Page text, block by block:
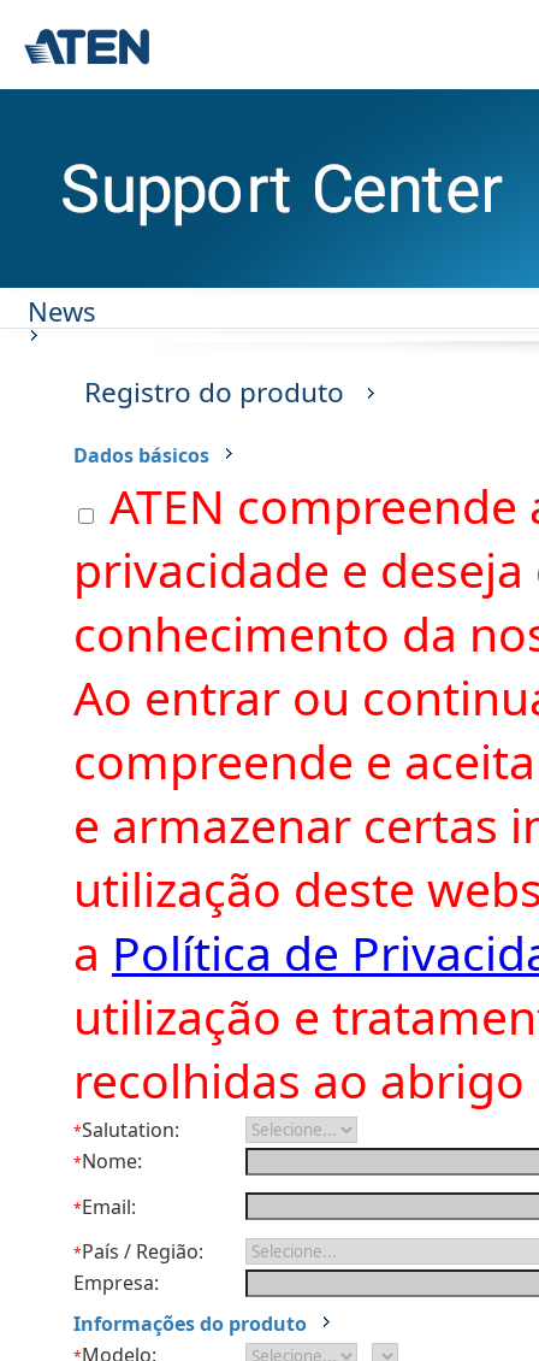
News
Registro do produto
Dados básicos
ATEN
privacidade e
conhecimento da
Ao entrar ou
compreende e
e armazenar certas
utilização deste
a Política de
utilização e
recolhidas ao
*Salutation:
*Nome:
*Email:
*País / Região:
Empresa:
Informações do produto
*Modelo: